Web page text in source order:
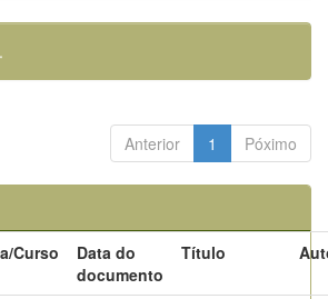
Anterior 1 Póximo
Curso
Data do
documento
Título